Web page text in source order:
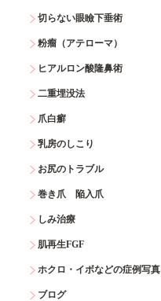
切らない眼瞼下垂術
粉瘤（アテローマ）
ヒアルロン酸隆鼻術
二重埋没法
爪白癬
乳房のしこり
お尻のトラブル
巻き爪 陥入爪
しみ治療
肌再生FGF
ホクロ・イボなどの症例写真
ブログ